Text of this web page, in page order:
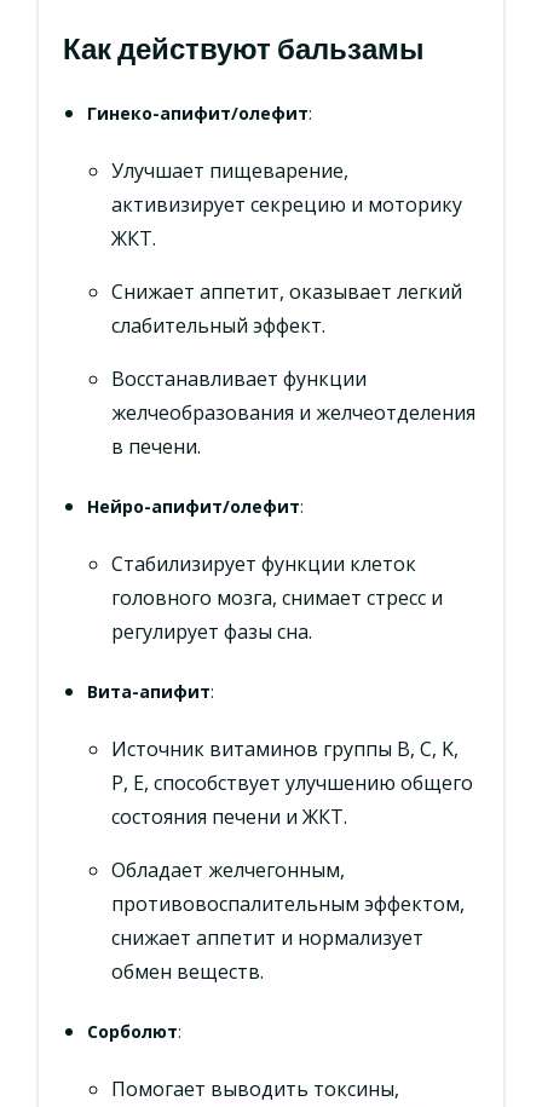
Как действуют бальзамы
Гинеко-апифит/олефит:
Улучшает пищеварение,
активизирует секрецию и моторику
ЖКТ.
Снижает аппетит, оказывает легкий
слабительный эффект.
Восстанавливает функции
желчеобразования и желчеотделения
в печени.
Нейро-апифит/олефит:
Стабилизирует функции клеток
головного мозга, снимает стресс и
регулирует фазы сна.
Вита-апифит:
Источник витаминов группы B, C, K,
P, E, способствует улучшению общего
состояния печени и ЖКТ.
Обладает желчегонным,
противовоспалительным эффектом,
снижает аппетит и нормализует
обмен веществ.
Сорболют:
Помогает выводить токсины,